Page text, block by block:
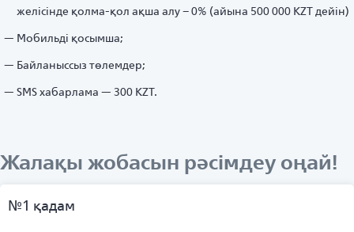
желісінде қолма-қол ақша алу – 0% (айына 500 000 KZT дейін)
Мобильді қосымша;
Байланыссыз төлемдер;
SMS хабарлама — 300 KZT.
Жалақы жобасын рәсімдеу оңай!
№1 қадам